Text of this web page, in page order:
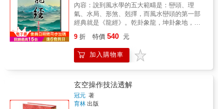
（如黃金葛、龜背芋等）對人際關係有正向影
響，但更偏重於親密關係，如伴侶間的和諧或
戀愛運。如果想提升伴侶的財運，或希望自己
來提升財運。‧葉片垂直向下生長的觀葉植物
（如常春藤等）具有放鬆心情的效果，特別適
合忙碌或過勞的家庭成員。將它擺放在家人聚
內容：說到風水學的五大範疇是：巒頭、理
氣、水局、形煞、剋擇，而風水巒頭的第一部
經典就是《龍經》。乾卦象龍，坤卦象地，乾
龍水相隨。所以說講述地德地運地勢的升降起
伏，來龍去脈之學的《龍經》當然就是風水學
的宗經之作了。宋本《龍經》今尚庋藏於台灣
意申說，遵奉易學易理的啟發賦予《龍經》經
文的現代解釋，庶幾宋本《龍經》的經文與圖
例之原貌再現，提供當前風水學界的新文獻與
9 折 特價 540 元
加入購物車
玄空操作技法透解
冠元 著
育林 出版